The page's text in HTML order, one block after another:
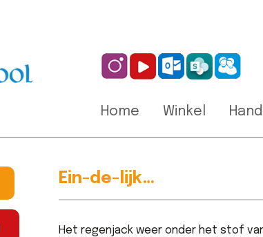
Home Winkel
Ein-de-lijk…
Het regenjack weer onder het stof